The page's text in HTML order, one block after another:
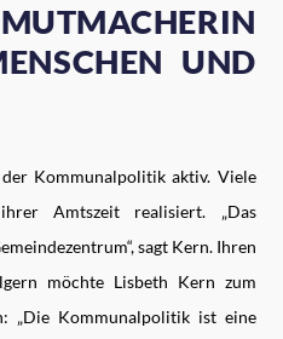
UND
Kommunalpolitik aktiv. Viele
Amtszeit realisiert. „Das
sagt Kern. Ihren
möchte Lisbeth Kern zum
„Die Kommunalpolitik ist eine